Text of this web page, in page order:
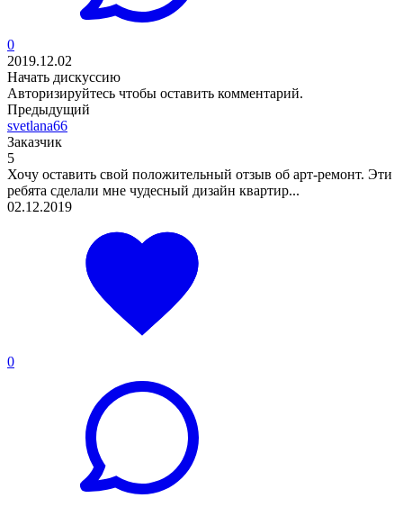
0
2019.12.02
Начать дискуссию
Авторизируйтесь чтобы оставить комментарий.
Предыдущий
svetlana66
Заказчик
5
Хочу оставить свой положительный отзыв об арт-ремонт. Эти
ребята сделали мне чудесный дизайн квартир...
02.12.2019
0